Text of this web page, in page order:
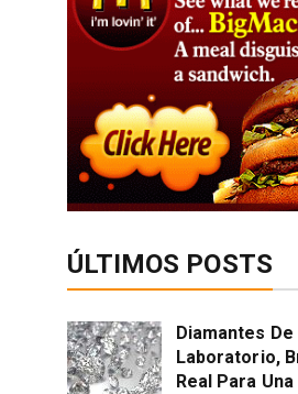
ÚLTIMOS POSTS
Diamantes De
Laboratorio,
Real Para Una